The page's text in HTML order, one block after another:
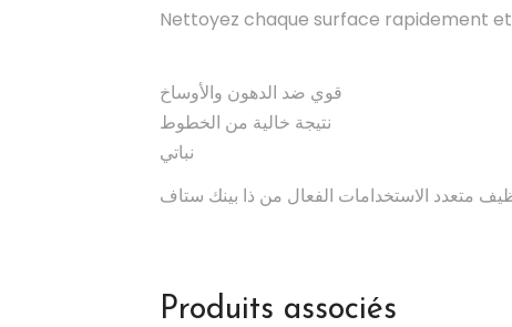
Nettoyez chaque surface rapidement
قوي ضد الدهون والأوساخ
نتيجة خالية من الخطوط
نباتي
Produits associés